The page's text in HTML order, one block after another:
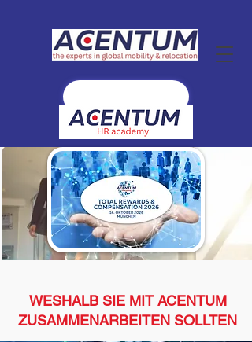
WESHALB SIE MIT ACENTUM
ZUSAMMENARBEITEN SOLLTEN